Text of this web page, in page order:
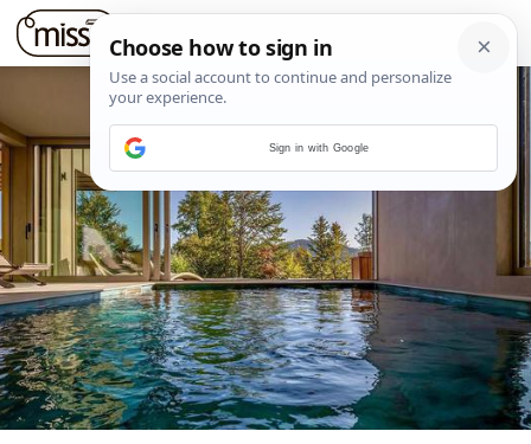
Sign in with Google